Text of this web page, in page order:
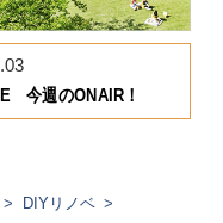
今週のONAIR！
DIYリノベ